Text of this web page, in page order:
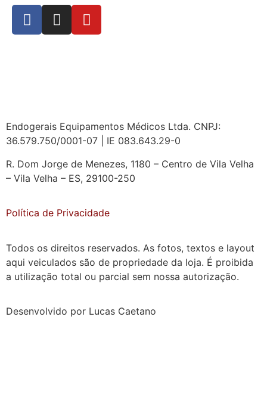
Endogerais Equipamentos Médicos Ltda. CNPJ:
36.579.750/0001-07 | IE 083.643.29-0
R. Dom Jorge de Menezes, 1180 – Centro de Vila Velha
– Vila Velha – ES, 29100-250
Política de Privacidade
Todos os direitos reservados. As fotos, textos e layout
aqui veiculados são de propriedade da loja. É proibida
a utilização total ou parcial sem nossa autorização.
Desenvolvido por Lucas Caetano